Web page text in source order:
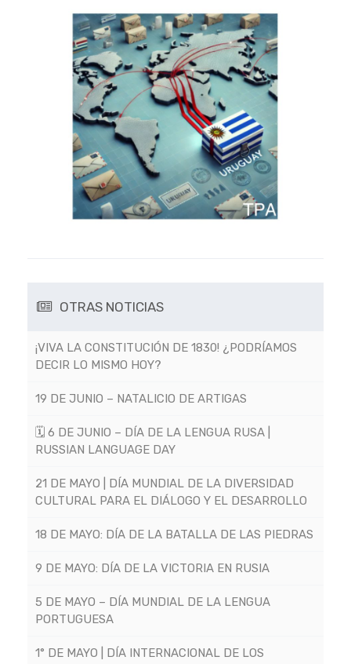
OTRAS NOTICIAS
¡VIVA LA CONSTITUCIÓN DE 1830! ¿PODRÍAMOS
DECIR LO MISMO HOY?
19 DE JUNIO – NATALICIO DE ARTIGAS
🗓 6 DE JUNIO – DÍA DE LA LENGUA RUSA |
RUSSIAN LANGUAGE DAY
21 DE MAYO | DÍA MUNDIAL DE LA DIVERSIDAD
CULTURAL PARA EL DIÁLOGO Y EL DESARROLLO
18 DE MAYO: DÍA DE LA BATALLA DE LAS PIEDRAS
9 DE MAYO: DÍA DE LA VICTORIA EN RUSIA
5 DE MAYO – DÍA MUNDIAL DE LA LENGUA
PORTUGUESA
1° DE MAYO | DÍA INTERNACIONAL DE LOS